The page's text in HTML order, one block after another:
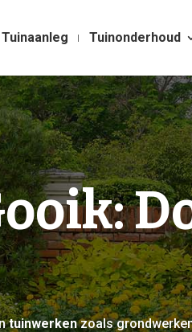
Tuinaanleg Tuinonderhoud
tuinwerkenzoals